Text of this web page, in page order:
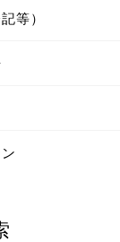
等）